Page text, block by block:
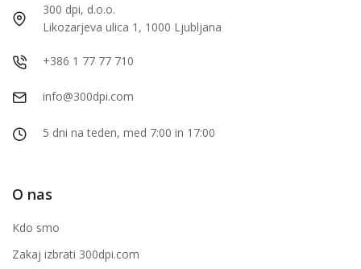
300 dpi, d.o.o.
Likozarjeva ulica 1, 1000 Ljubljana
+386 1 77 77 710
info@300dpi.com
5 dni na teden, med 7:00 in 17:00
O nas
Kdo smo
Zakaj izbrati 300dpi.com